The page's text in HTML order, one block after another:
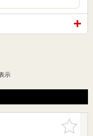
示
お気に入
りに追加